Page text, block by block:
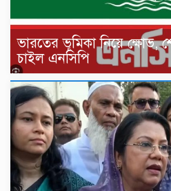
ভারতের ভূমিকা নিয়ে ক্ষোভ,
চাইল এনসিপি